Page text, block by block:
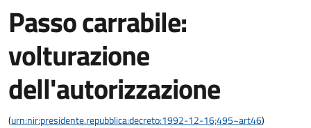
Passo carrabile:
volturazione
dell'autorizzazione
(urn:nir:presidente.repubblica:decreto:1992-12-16;495~art46)